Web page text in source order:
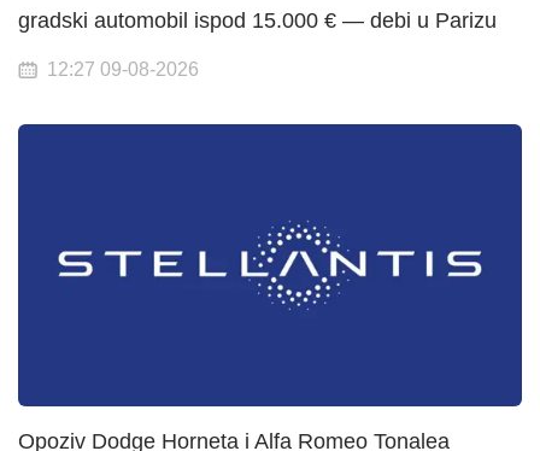
gradski automobil ispod 15.000 € — debi u Parizu
12:27 09-08-2026
Opoziv Dodge Horneta i Alfa Romeo Tonalea